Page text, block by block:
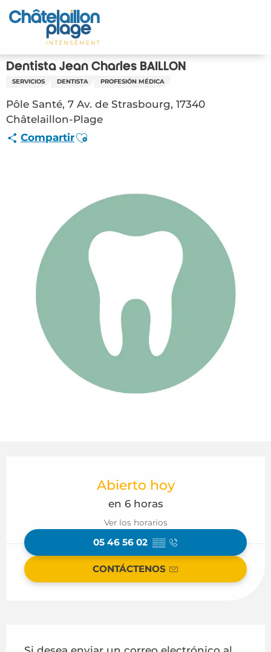
Aller
au
principal
Inicio – ES
Descubra
Actividades
Vivir
ORG – Dentista Jean Charles BAILLON
(Châtelaillon-Plage) #4197670
Dentista Jean Charles BAILLON
SERVICIOS DENTISTA PROFESIÓN MÉDICA
Pôle Santé, 7 Av. de Strasbourg, 17340
Châtelaillon-Plage
CompartirAjouter aux favoris
Abierto hoy
en 6 horas
Ver los horarios
05 46 56 02 ▒▒
CONTÁCTENOS